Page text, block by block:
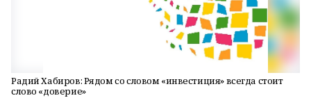
Радий Хабиров: Рядом со словом «инвестиция» всегда стоит
слово «доверие»